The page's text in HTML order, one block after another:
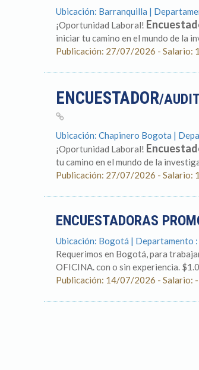
Ubicación: Barranquilla |
¡Oportunidad Laboral!
iniciar tu camino en el mundo de la
Publicación: 27/07/2026 - Salario:
ENCUESTADOR/
Ubicación: Chapinero Bogota |
¡Oportunidad Laboral!
tu camino en el mundo de la
Publicación: 27/07/2026 - Salario:
ENCUESTADORAS
Ubicación: Bogotá | Departamento
Requerimos en Bogotá, para
OFICINA. con o sin experiencia.
Publicación: 14/07/2026 - Salario: